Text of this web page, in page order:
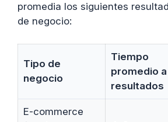
promedia los siguientes
de negocio:
Tipo de
negocio
Tiempo
promedio a
resultados
E-commerce